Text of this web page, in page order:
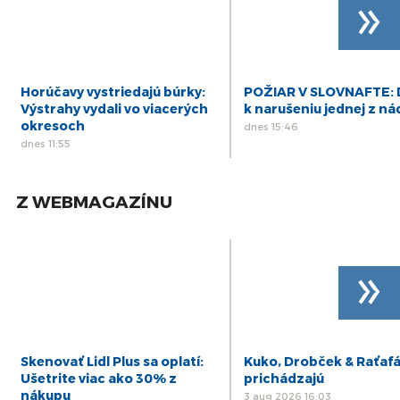
Horúčavy vystriedajú búrky:
Výstrahy vydali vo viacerých
okresoch
dnes 11:55
POŽIAR V SLOVNAFTE:
k narušeniu jednej z
dnes 15:46
»
Z WEBMAGAZÍNU
Skenovať Lidl Plus sa oplatí:
Ušetrite viac ako 30% z
nákupu
Kuko, Drobček &
prichádzajú
3 aug 2026 16:03
»